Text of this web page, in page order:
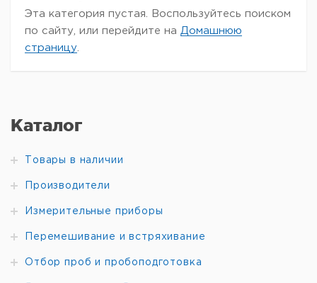
Каталог
Товары в наличии
Производители
Измерительные приборы
Перемешивание и встряхивание
Отбор проб и пробоподготовка
Эта категория пустая. Воспользуйтесь поиском
по сайту, или перейдите на Домашнюю
страницу